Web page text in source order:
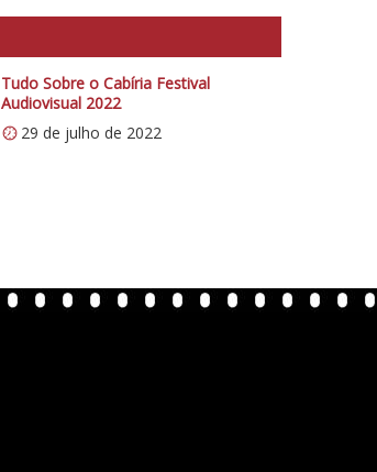
Tudo Sobre o Cabíria Festival
Audiovisual 2022
29 de julho de 2022